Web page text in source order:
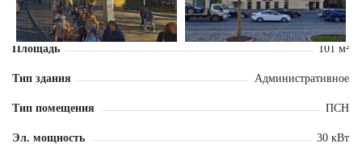
Площадь 101 м²
Тип здания Административное
Тип помещения ПСН
Эл. мощность 30 кВт